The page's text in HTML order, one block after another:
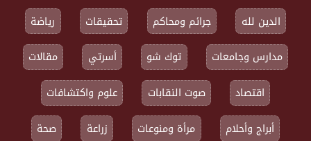
الدين لله
جرائم ومحاكم تحقيقات
رياضة
مدارس وجامعات
توك شو أسرتي
مقالات
اقتصاد
صوت النقابات
علوم واكتشافات
أبراج وأحلام
مرأة ومنوعات زراعة صحة